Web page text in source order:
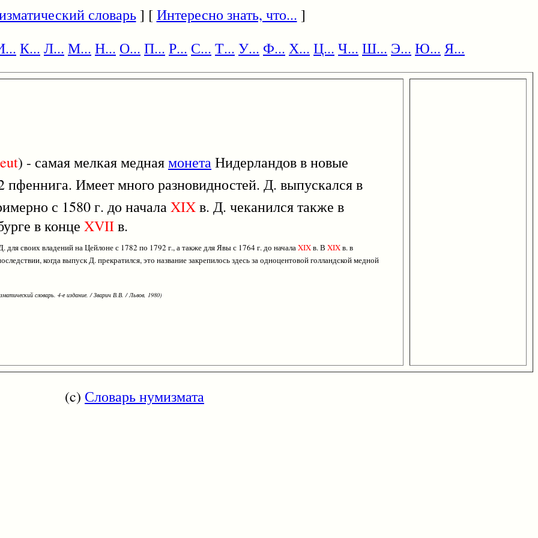
словарь] [Интересно знать, что... ]
К... Л... М... Н... О... П... Р... С... Т... У... Ф... Х... Ц... Ч... Ш... Э... Ю... Я...
) - самая мелкая меднаямонетаНидерландов в новые
пфеннига. Имеет много разновидностей. Д. выпускался в
с 1580 г. до началаXIXв. Д. чеканился также в
в конце XVIIв.
своих владений на Цейлоне с 1782 по 1792 г., а также для Явы с 1764 г. до началаXIXв. В XIXв. в
когда выпуск Д. прекратился, это название закрепилось здесь за одноцентовой голландской медной
словарь. 4-е издание. / Зварич В.В. / Львов, 1980)
(c) Словарь нумизмата